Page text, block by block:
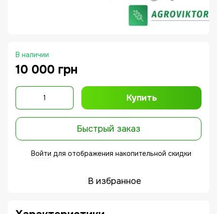
В наличии
10 000 грн
Купить
Быстрый заказ
Войти для отображения накопительной скидки
В избранное